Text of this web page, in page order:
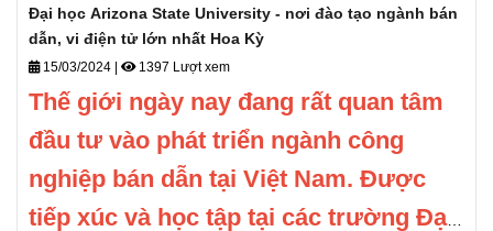
Đại học Arizona State University - nơi đào tạo ngành bán
dẫn, vi điện tử lớn nhất Hoa Kỳ
15/03/2024 1397 Lượt xem
Thế giới ngày nay đang rất quan tâm
đầu tư vào phát triển ngành công
nghiệp bán dẫn tại Việt Nam. Được
tiếp xúc và học tập tại các trường Đại